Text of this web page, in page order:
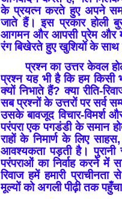
के प्रयत्न करते हुए अपने
जाते हैं। इस प्रकार होली
आगमन और आपसी प्रेम और
रंग बिखेरते हुए खुशियों के साथ
प्रश्न का उत्तर केवल
प्रश्न यह भी है कि हम किसी
क्यों निभाते हैं? क्या रीति-
सब प्रश्नों के उत्तरों पर सर्व
उसके बावजूद विचार-विमर्श
परंपरा एक पगडंडी के समान
राहों के निमार्ण के लिए
आवश्यकता पड़ती है। पुरानी
परंपराओं का निर्वाह करने में
रिवाज हमें हमारी
मूल्यों को अगली पीढ़ी तक